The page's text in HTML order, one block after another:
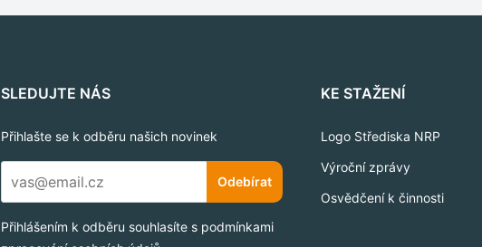
SLEDUJTE NÁS
Přihlašte se k odběru našich novinek
E-
mail
Odebírat
Přihlášením k odběru souhlasíte s podmínkami
KE STAŽENÍ
Logo Střediska NRP
Výroční zprávy
Osvědčení k činnosti